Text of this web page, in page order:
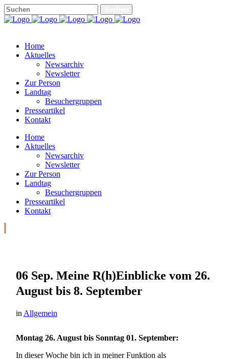
Home
Aktuelles
Newsarchiv
Newsletter
Zur Person
Landtag
Besuchergruppen
Presseartikel
Kontakt
Home
Aktuelles
Newsarchiv
Newsletter
Zur Person
Landtag
Besuchergruppen
Presseartikel
Kontakt
06 Sep. Meine R(h)Einblicke vom 26.
August bis 8. September
in Allgemein
Montag 26. August bis Sonntag 01. September:
In dieser Woche bin ich in meiner Funktion als